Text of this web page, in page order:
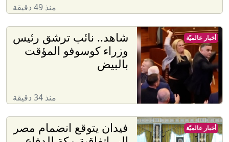
منذ 49 دقيقة
شاهد.. نائب ترشق رئيس
وزراء كوسوفو المؤقت
بالبيض
منذ 34 دقيقة
أخبار عالميّة
فيدان يتوقع انضمام مصر
أخبار عالميّة